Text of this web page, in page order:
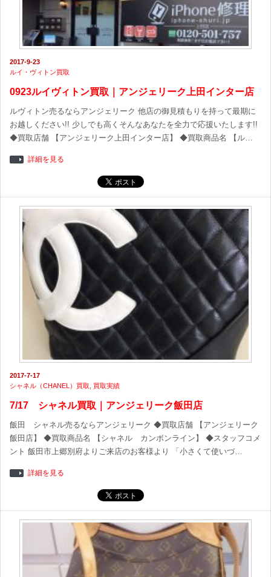
2017-9-23
ルイ・ヴィトン買取
0923ルイヴィトン買取｜アンジェリーク上田インター店
ルヴィトン売るならアンジェリーク 他店の御見積もりを持って最期に
お越しください!! 少しでも高くそんなあなたを全力で応援いたします!!
◆買取店舗 【アンジェリーク上田インター店】 ◆買取商品名 【ル…
詳細を見る
2017-7-17
シャネル（CHANEL）買取
買取実績
7/17 シャネル買取｜アンジェリーク飯田店
飯田 シャネル売るならアンジェリーク ◆買取店舗 【アンジェリーク
飯田店】 ◆買取商品名 【シャネル カンボンライン】 ◆スタッフコメ
ント 飯田市上郷別府よりご来店のお客様より 「小さくて使いづ…
詳細を見る